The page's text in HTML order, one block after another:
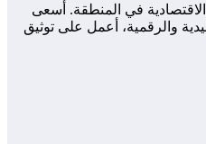
في المنطقة. أسعى
والرقمية، أعمل على توثيق